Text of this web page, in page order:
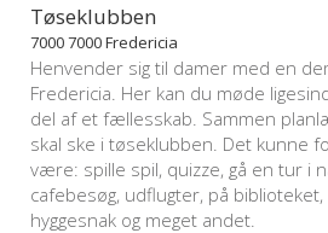
Tøseklubben
7000 7000 Fredericia
Henvender sig til damer med en
Fredericia. Her kan du møde
del af et fællesskab. Sammen
skal ske i tøseklubben. Det kunne
være: spille spil, quizze, gå en tur i
cafebesøg, udflugter, på
hyggesnak og meget andet.